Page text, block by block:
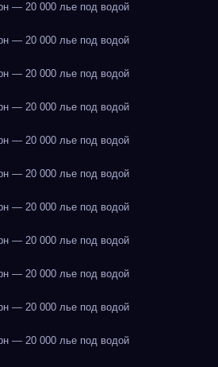
— 20 000 лье под водой
— 20 000 лье под водой
— 20 000 лье под водой
— 20 000 лье под водой
— 20 000 лье под водой
— 20 000 лье под водой
— 20 000 лье под водой
— 20 000 лье под водой
— 20 000 лье под водой
— 20 000 лье под водой
— 20 000 лье под водой